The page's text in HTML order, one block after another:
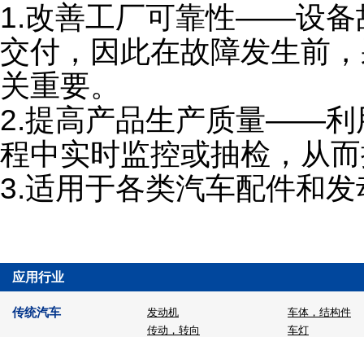
1.改善工厂可靠性——设备
交付，因此在故障发生前
关重要。
2.提高产品生产质量——利
程中实时监控或抽检，从
3.适用于各类汽车配件和
应用行业
传统汽车
发动机
传动，转向
车体，结构件
车灯